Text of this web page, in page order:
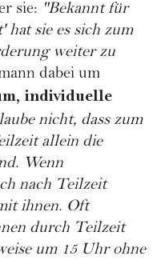
sie: "Bekannt für
sie es sich zum
weiter zu
dabei um
individuelle
nicht, dass zum
allein die
Wenn
nach Teilzeit
ihnen. Oft
durch Teilzeit
um 15 Uhr ohne